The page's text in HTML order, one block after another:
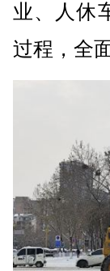
业、人休
过程，全